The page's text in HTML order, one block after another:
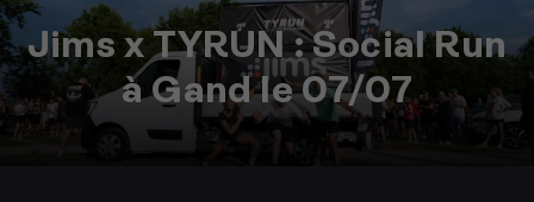
Jims x TYRUN : Social Run
à Gand le 07/07